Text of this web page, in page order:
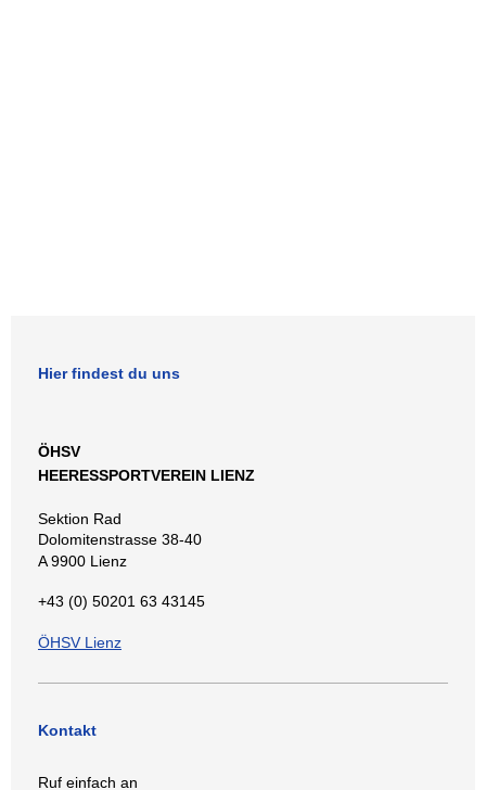
Hier findest du uns
ÖHSV
HEERESSPORTVEREIN LIENZ
Sektion Rad
Dolomitenstrasse 38-40
A 9900 Lienz
+43 (0) 50201 63 43145
ÖHSV Lienz
Kontakt
Ruf einfach an